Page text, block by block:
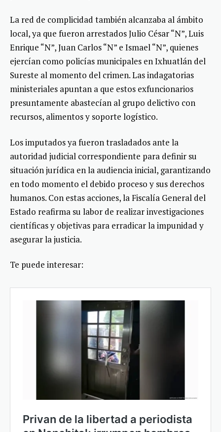
La red de complicidad también alcanzaba al ámbito
local, ya que fueron arrestados Julio César “N”, Luis
Enrique “N”, Juan Carlos “N” e Ismael “N”, quienes
ejercían como policías municipales en Ixhuatlán del
Sureste al momento del crimen. Las indagatorias
ministeriales apuntan a que estos exfuncionarios
presuntamente abastecían al grupo delictivo con
recursos, alimentos y soporte logístico.
Los imputados ya fueron trasladados ante la
autoridad judicial correspondiente para definir su
situación jurídica en la audiencia inicial, garantizando
en todo momento el debido proceso y sus derechos
humanos. Con estas acciones, la Fiscalía General del
Estado reafirma su labor de realizar investigaciones
científicas y objetivas para erradicar la impunidad y
asegurar la justicia.
Te puede interesar: